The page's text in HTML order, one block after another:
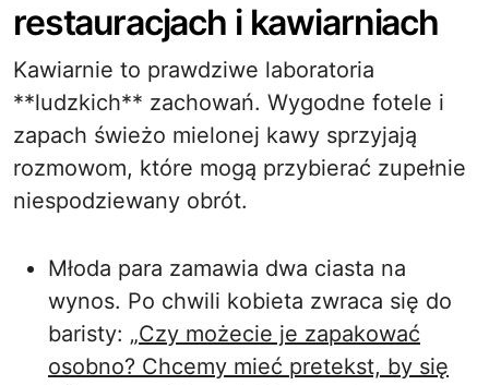
restauracjach i kawiarniach
Kawiarnie to prawdziwe laboratoria
**ludzkich** zachowań. Wygodne fotele i
zapach świeżo mielonej kawy sprzyjają
rozmowom, które mogą przybierać zupełnie
niespodziewany obrót.
Młoda para zamawia dwa ciasta na
wynos. Po chwili kobieta zwraca się do
baristy: „Czy możecie je zapakować
osobno? Chcemy mieć pretekst, by się